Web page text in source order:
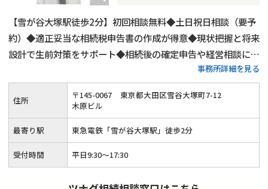
【雪が谷大塚駅徒歩2分】初回相談無料◆土日祝日相談（要予
約）◆適正妥当な相続税申告書の作成が得意◆現状把握と将来
設計で生前対策をサポート◆相続後の確定申告や経営相談にも
対応可能◆ベテラン税理士が相談から申告後のフォローまで対
応します。まずは相続税に関するお悩みをお聞かせください。
事務所詳細を見る
住所 〒145-0067
東京都大田区雪谷大塚町7-12
木原ビル
最寄り駅 東急電鉄「雪が谷大塚駅」徒歩2分
受付時間 平日9:30～17:30